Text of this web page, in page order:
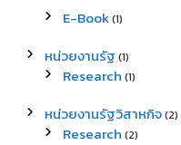
E-Book(1)
หน่วยงานรัฐ (1)
Research (1)
หน่วยงานรัฐวิสาหกิจ(2)
Research (2)